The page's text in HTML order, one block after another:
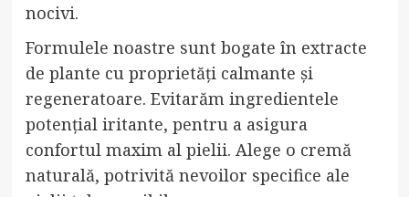
nocivi.
Formulele noastre sunt bogate în extracte
de plante cu proprietăți calmante și
regeneratoare. Evitarăm ingredientele
potențial iritante, pentru a asigura
confortul maxim al pielii. Alege o cremă
naturală, potrivită nevoilor specifice ale